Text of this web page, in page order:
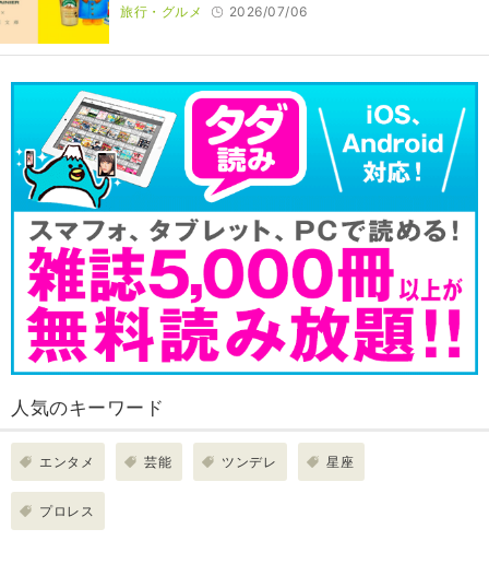
旅行・グルメ 2026/07/06
人気のキーワード
エンタメ 芸能 ツンデレ 星座
プロレス